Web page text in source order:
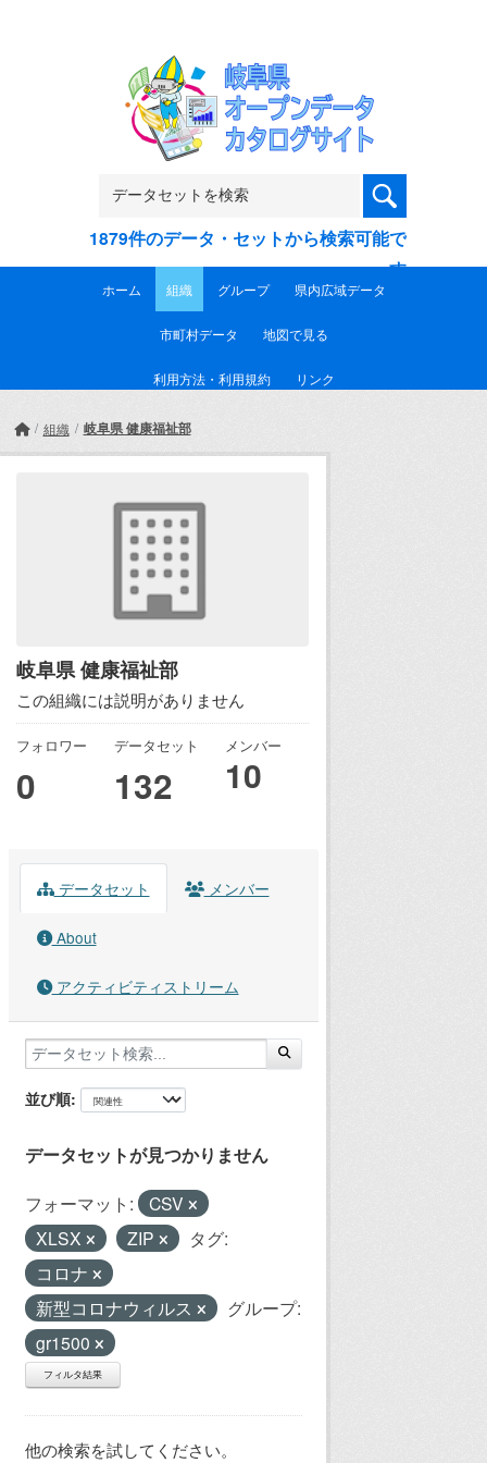
1879件のデータ・セットから検索可能で
す
ホーム 組織 グループ 県内広域データ
市町村データ 地図で見る
利用方法・利用規約 リンク
組織 岐阜県 健康福祉部
岐阜県 健康福祉部
この組織には説明がありません
フォロワー
0
データセット
132
メンバー
10
データセット メンバー
About
アクティビティストリーム
並び順
データセットが見つかりません
フォーマット:
CSV
XLSX
ZIP
タグ:
コロナ
新型コロナウィルス
グループ:
gr1500
フィルタ結果
他の検索を試してください。